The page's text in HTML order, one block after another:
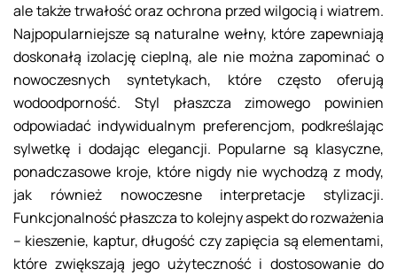
ale także trwałość oraz ochrona przed wilgocią i wiatrem.
Najpopularniejsze są naturalne wełny, które zapewniają
doskonałą izolację cieplną, ale nie można zapominać o
nowoczesnych syntetykach, które często oferują
wodoodporność. Styl płaszcza zimowego powinien
odpowiadać indywidualnym preferencjom, podkreślając
sylwetkę i dodając elegancji. Popularne są klasyczne,
ponadczasowe kroje, które nigdy nie wychodzą z mody,
jak również nowoczesne interpretacje stylizacji.
Funkcjonalność płaszcza to kolejny aspekt do rozważenia
– kieszenie, kaptur, długość czy zapięcia są elementami,
które zwiększają jego użyteczność i dostosowanie do